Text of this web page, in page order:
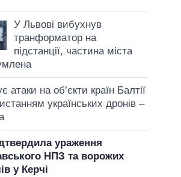
У Львові вибухнув
транформатор на
підстанції, частина міста
атаки на об’єкти країн Балтії
українських дронів –
ураження
НПЗ та ворожих
у Керчі